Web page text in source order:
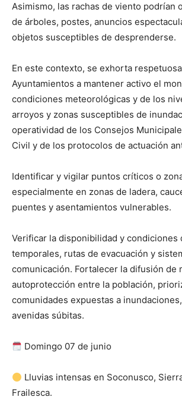
Asimismo, las rachas de viento podrían
de árboles, postes, anuncios
objetos susceptibles de desprenderse.
En este contexto, se exhorta
Ayuntamientos a mantener activo el
condiciones meteorológicas y de los
arroyos y zonas susceptibles de
operatividad de los Consejos
Civil y de los protocolos de actuación
Identificar y vigilar puntos críticos o
especialmente en zonas de ladera,
puentes y asentamientos vulnerables.
Verificar la disponibilidad y condiciones
temporales, rutas de evacuación y
comunicación. Fortalecer la difusión de
autoprotección entre la población,
comunidades expuestas a
avenidas súbitas.
Domingo 07 de junio
Lluvias intensas en Soconusco,
Frailesca.